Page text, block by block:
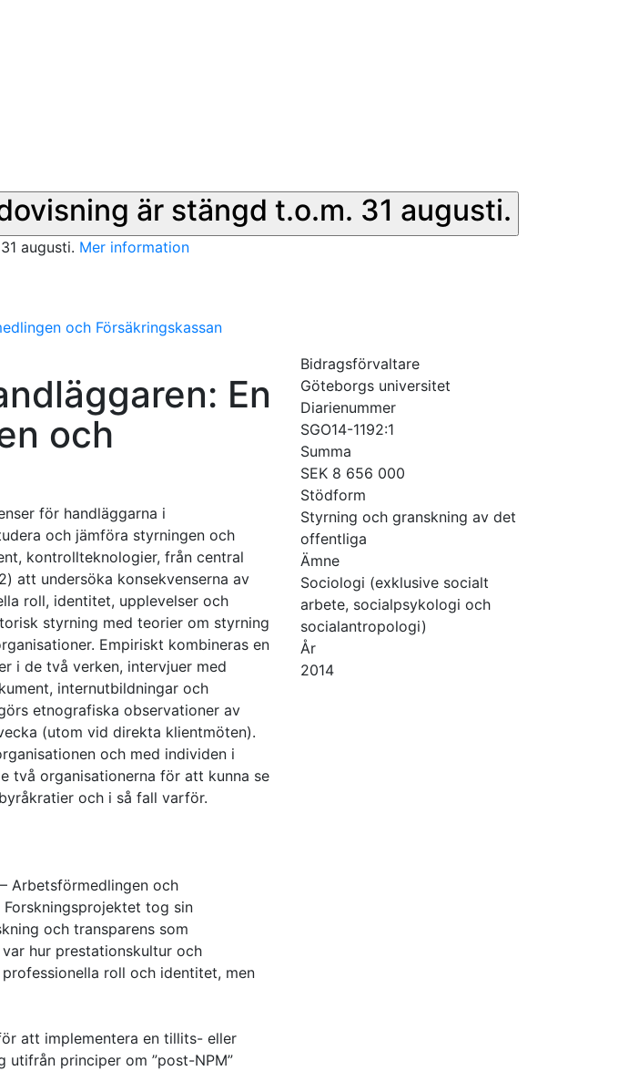
är stängd t.o.m. 31 augusti.
augusti. Mer information
och Försäkringskassan
En
och
för handläggarna i
och jämföra styrningen och
kontrollteknologier, från central
att undersöka konsekvenserna av
roll, identitet, upplevelser och
styrning med teorier om styrning
Empiriskt kombineras en
i de två verken, intervjuer med
internutbildningar och
etnografiska observationer av
(utom vid direkta klientmöten).
och med individen i
två organisationerna för att kunna se
och i så fall varför.
Arbetsförmedlingen och
Forskningsprojektet tog sin
och transparens som
hur prestationskultur och
roll och identitet, men
att implementera en tillits- eller
principer om ”post-NPM”
Bidragsförvaltare
Göteborgs universitet
Diarienummer
SGO14-1192:1
Summa
SEK 8 656 000
Stödform
Styrning och granskning av det
offentliga
Ämne
Sociologi (exklusive socialt
arbete, socialpsykologi och
socialantropologi)
År
2014